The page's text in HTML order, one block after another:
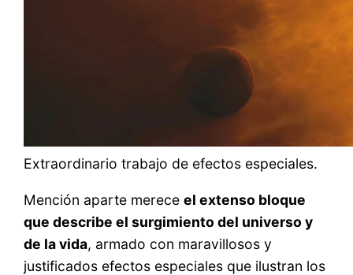
Extraordinario trabajo de efectos especiales.
Mención aparte mereceel extenso bloque
que describe el surgimiento del universo y
de la vida, armado con maravillosos y
justificados efectos especiales que ilustran los